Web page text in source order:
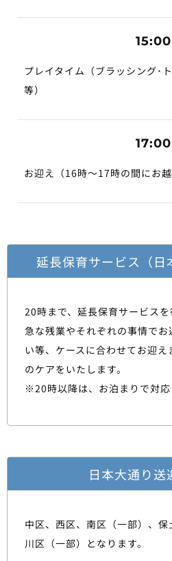
15:00
プレイタイム（ブラッシング･
等）
17:00
お迎え（16時～17時の間にお越
延長保育サービス（日
20時まで、延長保育サービスを
急な残業やそれぞれの事情で
い等、ケースに合わせてお迎
のケアをいたします。
※20時以降は、お泊まりで対応
日本大通り送
中区、西区、南区（一部）、
川区（一部）となります。